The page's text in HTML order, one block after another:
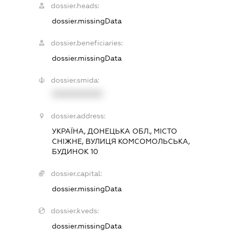
dossier.heads:
dossier.missingData
dossier.beneficiaries:
dossier.missingData
dossier.smida:
dossier.address:
УКРАЇНА, ДОНЕЦЬКА ОБЛ., МІСТО
СНІЖНЕ, ВУЛИЦЯ КОМСОМОЛЬСЬКА,
БУДИНОК 10
dossier.capital:
dossier.missingData
dossier.kveds:
dossier.missingData